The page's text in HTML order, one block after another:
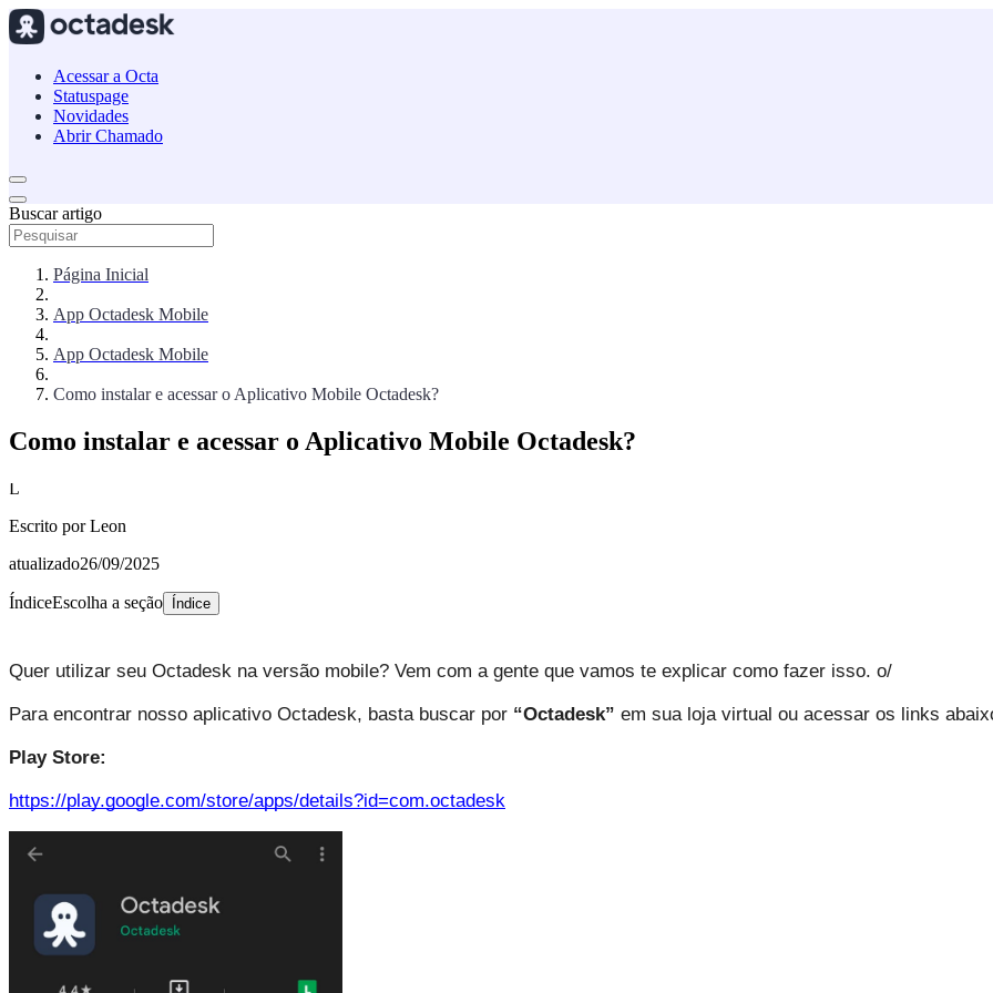
Acessar a Octa
Statuspage
Novidades
Abrir Chamado
Buscar artigo
Página Inicial
App Octadesk Mobile
App Octadesk Mobile
Como instalar e acessar o Aplicativo Mobile Octadesk?
Como instalar e acessar o Aplicativo Mobile Octadesk?
L
Escrito porLeon
atualizado26/09/2025
ÍndiceEscolha a seção Índice
Quer utilizar seu Octadesk na versão mobile? Vem com a gente que vamos te explicar como fazer isso. o/
Para encontrar nosso aplicativo Octadesk, basta buscar por “Octadesk” em sua loja virtual ou acessar os links
Play Store:
https://play.google.com/store/apps/details?id=com.octadesk